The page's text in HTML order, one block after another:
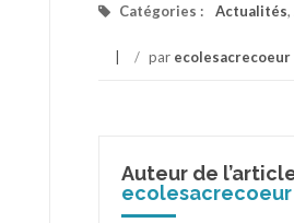
Catégories : Actualités,
/ par ecolesacrecoeur
Auteur de
ecolesacrecoeur